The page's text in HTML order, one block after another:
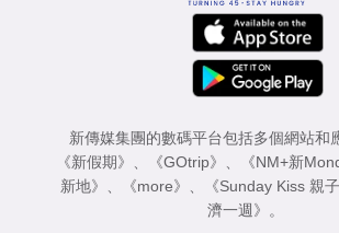
新傳媒集團的數碼平台包括多個網站和
《新假期》 、 《GOtrip》 、 《NM+新
新地》 、 《more》 、 《Sunday Kiss 親
濟一週》 。